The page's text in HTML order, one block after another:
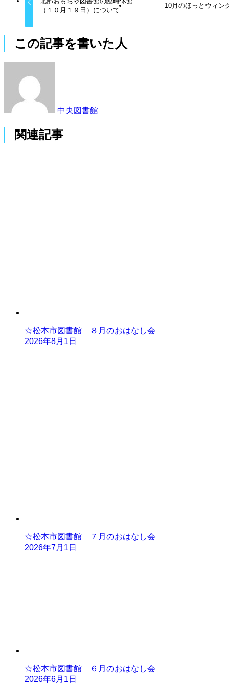
（１０月１９日）について
10月のほっとウィン
この記事を書いた人
中央図書館
関連記事
☆松本市図書館 ８月のおはなし会
2026年8月1日
☆松本市図書館 ７月のおはなし会
2026年7月1日
☆松本市図書館 ６月のおはなし会
2026年6月1日